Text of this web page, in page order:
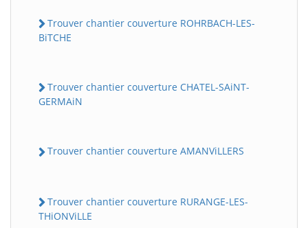
Trouver chantier couverture ROHRBACH-LES-
BiTCHE
Trouver chantier couverture CHATEL-SAiNT-
GERMAiN
Trouver chantier couverture AMANViLLERS
Trouver chantier couverture RURANGE-LES-
THiONViLLE